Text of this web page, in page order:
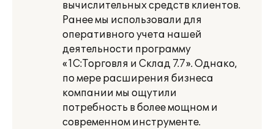
вычислительных средств клиентов.
Ранее мы использовали для
оперативного учета нашей
деятельности программу
«1С:Торговля и Склад 7.7». Однако,
по мере расширения бизнеса
компании мы ощутили
потребность в более мощном и
современном инструменте.